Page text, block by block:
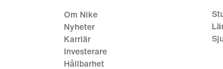
Om Nike
Nyheter
Karriär
Investerare
Hållbarhet